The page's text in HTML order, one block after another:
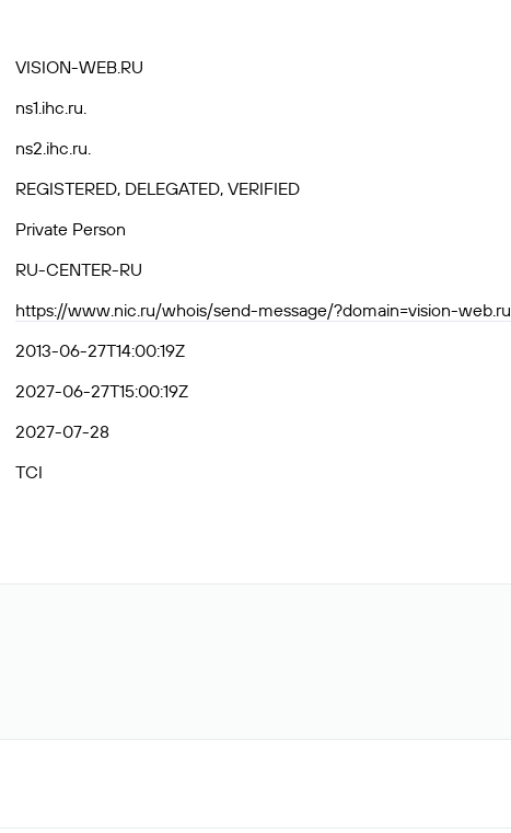
VISION-WEB.RU
ns1.ihc.ru.
ns2.ihc.ru.
REGISTERED, DELEGATED, VERIFIED
Private Person
RU-CENTER-RU
https://www.nic.ru/whois/send-message/?domain=vision-web.ru
2013-06-27T14:00:19Z
2027-06-27T15:00:19Z
2027-07-28
TCI